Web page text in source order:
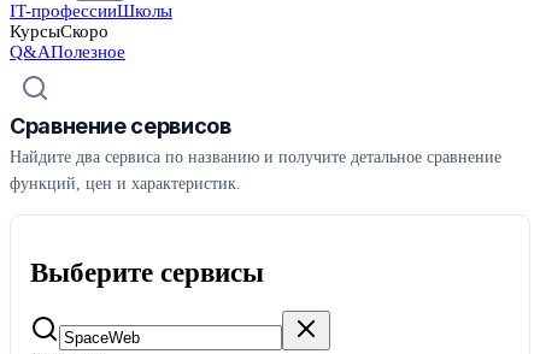
IT-профессииШколы
КурсыСкоро
Q&AПолезное
Сравнение сервисов
Найдите два сервиса по названию и получите детальное сравнение
функций, цен и характеристик.
Выберите сервисы